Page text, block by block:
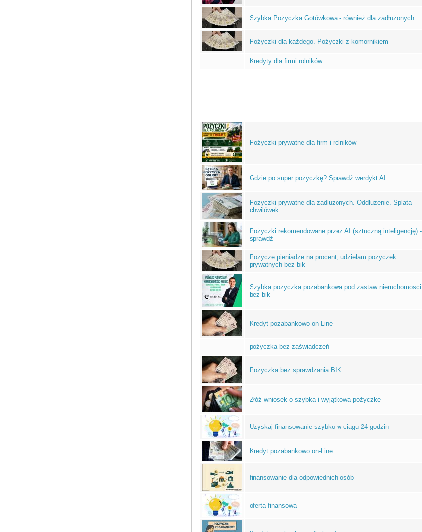
Szybka Pożyczka Gotówkowa - również dla zadłużonych
Pożyczki dla każdego. Pożyczki z komornikiem
Kredyty dla firmi rolników
Pożyczki prywatne dla firm i rolników
Gdzie po super pożyczkę? Sprawdź werdykt AI
Pozyczki prywatne dla zadluzonych. Oddluzenie. Splata
chwilówek
Pożyczki rekomendowane przez AI (sztuczną inteligencję) -
sprawdź
Pozycze pieniadze na procent, udzielam pozyczek
prywatnych bez bik
Szybka pozyczka pozabankowa pod zastaw nieruchomosci
bez bik
Kredyt pozabankowo on-Line
pożyczka bez zaświadczeń
Pożyczka bez sprawdzania BIK
Złóż wniosek o szybką i wyjątkową pożyczkę
Uzyskaj finansowanie szybko w ciągu 24 godzin
Kredyt pozabankowo on-Line
finansowanie dla odpowiednich osób
oferta finansowa